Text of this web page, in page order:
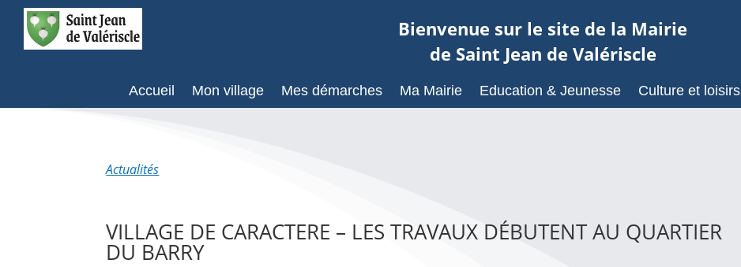
Bienvenue sur le site de la Mairie
de Saint Jean de Valériscle
Accueil Mon village Mes démarches Ma Mairie Education & Jeunesse Culture et loisirs
Actualités
VILLAGE DE CARACTERE – LES TRAVAUX DÉBUTENT AU QUARTIER
DU BARRY